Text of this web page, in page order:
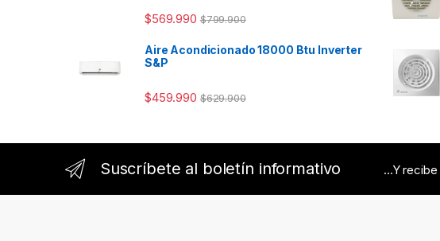
$569.990 $799.900
Aire Acondicionado 18000 Btu Inverter
S&P
$459.990 $629.900
Suscríbete al boletín informativo ...Y recibe